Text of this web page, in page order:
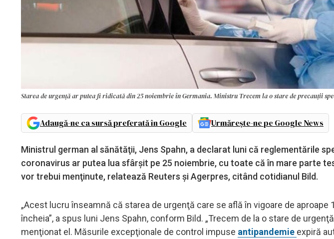
Starea de urgenţă ar putea fi ridicată din 25 noiembrie în Germania. Ministru Trecem la o stare de precauţii
Adaugă-ne ca sursă preferată în Google Urmărește-ne pe Google News
Ministrul german al sănătăţii, Jens Spahn, a declarat luni că reglementările
coronavirus ar putea lua sfârşit pe 25 noiembrie, cu toate că în mare parte
vor trebui menţinute, relatează Reuters și Agerpres, citând cotidianul Bild.
„Acest lucru înseamnă că starea de urgenţă care se află în vigoare de aproape
încheia”, a spus luni Jens Spahn, conform Bild. „Trecem de la o stare de
menţionat el. Măsurile excepţionale de control impuse antipandemie expiră